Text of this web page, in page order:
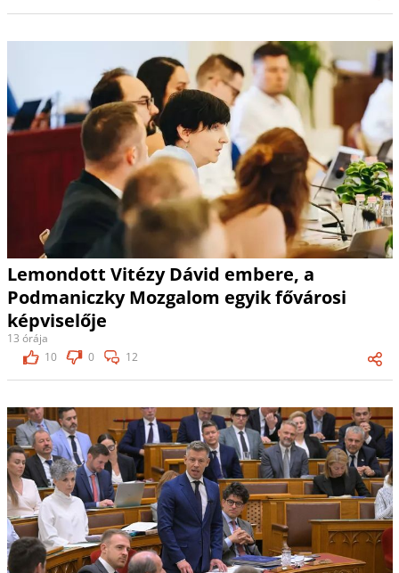
Lemondott Vitézy Dávid embere, a
Podmaniczky Mozgalom egyik fővárosi
képviselője
13 órája
10
0 12